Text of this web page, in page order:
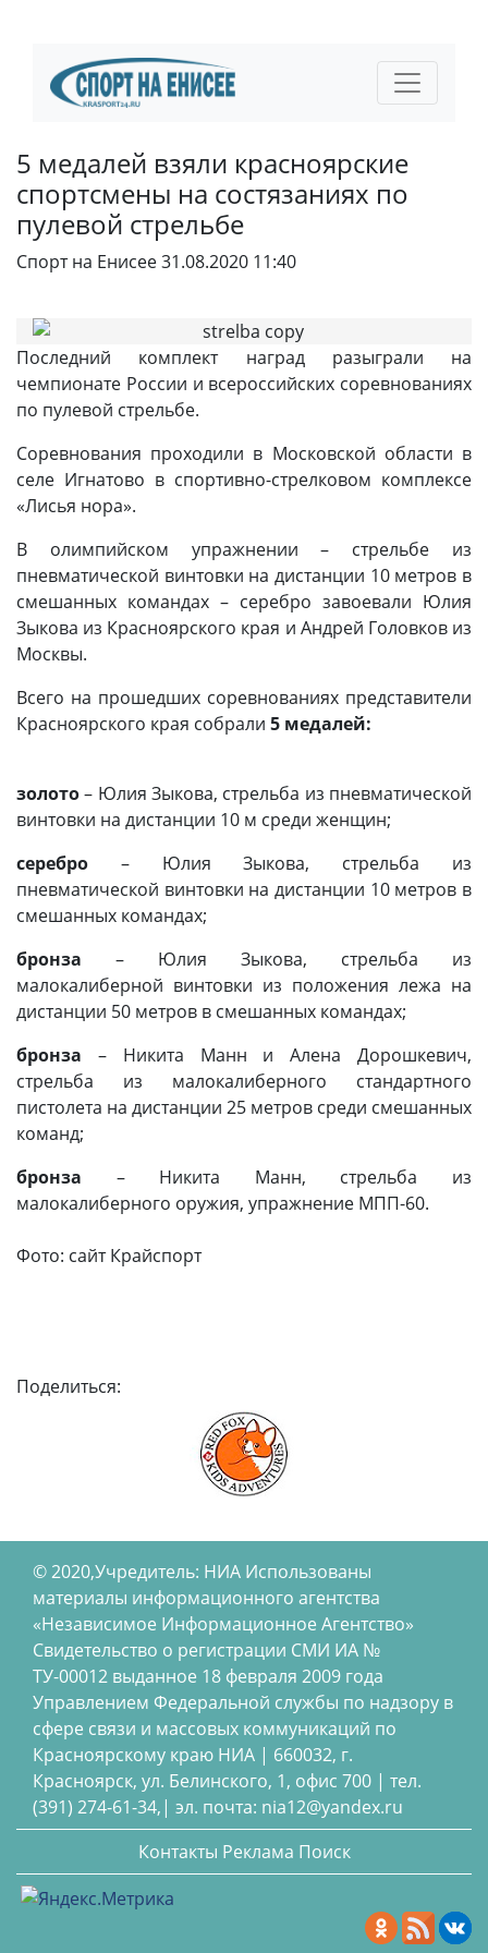
5 медалей взяли красноярские
спортсмены на состязаниях по
пулевой стрельбе
Спорт на Енисее31.08.2020 11:40
Последний комплект наград разыграли на
чемпионате России и всероссийских соревнованиях
по пулевой стрельбе.
Соревнования проходили в Московской области в
селе Игнатово в спортивно-стрелковом комплексе
«Лисья нора».
В олимпийском упражнении – стрельбе из
пневматической винтовки на дистанции 10 метров в
смешанных командах – серебро завоевали Юлия
Зыкова из Красноярского края и Андрей Головков из
Москвы.
Всего на прошедших соревнованиях представители
Красноярского края собрали 5 медалей:
золото– Юлия Зыкова, стрельба из пневматической
винтовки на дистанции 10 м среди женщин;
серебро – Юлия Зыкова, стрельба из
пневматической винтовки на дистанции 10 метров в
смешанных командах;
бронза – Юлия Зыкова, стрельба из
малокалиберной винтовки из положения лежа на
дистанции 50 метров в смешанных командах;
бронза – Никита Манн и Алена Дорошкевич,
стрельба из малокалиберного стандартного
пистолета на дистанции 25 метров среди смешанных
команд;
бронза – Никита Манн, стрельба из
малокалиберного оружия, упражнение МПП-60.
Фото: сайт Крайспорт
Поделиться:
© 2020,Учредитель: НИА Использованы
материалы информационного агентства
«Независимое Информационное Агентство»
Свидетельство о регистрации СМИ ИА №
ТУ-00012 выданное 18 февраля 2009 года
Управлением Федеральной службы по надзору в
сфере связи и массовых коммуникаций по
Красноярскому краю НИА | 660032, г.
Красноярск, ул. Белинского, 1, офис 700 | тел.
(391) 274-61-34,| эл. почта: nia12@yandex.ru
Контакты Реклама Поиск